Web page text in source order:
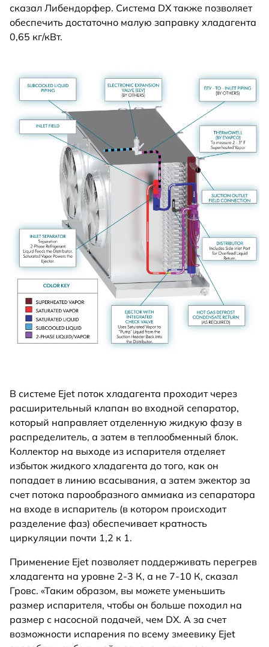
сказал Либендорфер. Система DX также позволяет
обеспечить достаточно малую заправку хладагента
0,65 кг/кВт.
В системе Ejet поток хладагента проходит через
расширительный клапан во входной сепаратор,
который направляет отделенную жидкую фазу в
распределитель, а затем в теплообменный блок.
Коллектор на выходе из испарителя отделяет
избыток жидкого хладагента до того, как он
попадает в линию всасывания, а затем эжектор за
счет потока парообразного аммиака из сепаратора
на входе в испаритель (в котором происходит
разделение фаз) обеспечивает кратность
циркуляции почти 1,2 к 1.
Применение Ejet позволяет поддерживать перегрев
хладагента на уровне 2-3 К, а не 7-10 К, сказал
Гровс. «Таким образом, вы можете уменьшить
размер испарителя, чтобы он больше походил на
размер с насосной подачей, чем DX. А за счет
возможности испарения по всему змеевику Ejet